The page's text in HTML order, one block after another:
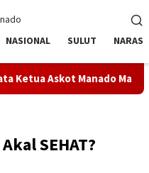
NASIONAL SULUT NARASI
Makin Inovatif, Banyak
SEHAT?